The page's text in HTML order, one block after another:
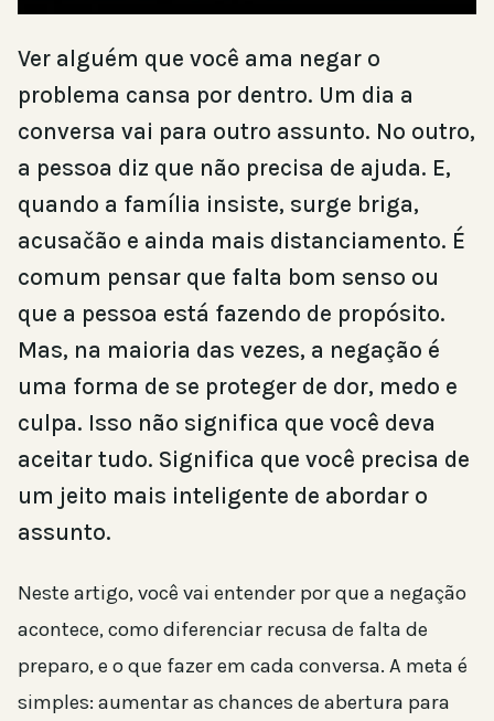
Ver alguém que você ama negar o
problema cansa por dentro. Um dia a
conversa vai para outro assunto. No outro,
a pessoa diz que não precisa de ajuda. E,
quando a família insiste, surge briga,
acusačão e ainda mais distanciamento. É
comum pensar que falta bom senso ou
que a pessoa está fazendo de propósito.
Mas, na maioria das vezes, a negação é
uma forma de se proteger de dor, medo e
culpa. Isso não significa que você deva
aceitar tudo. Significa que você precisa de
um jeito mais inteligente de abordar o
assunto.
Neste artigo, você vai entender por que a negação
acontece, como diferenciar recusa de falta de
preparo, e o que fazer em cada conversa. A meta é
simples: aumentar as chances de abertura para